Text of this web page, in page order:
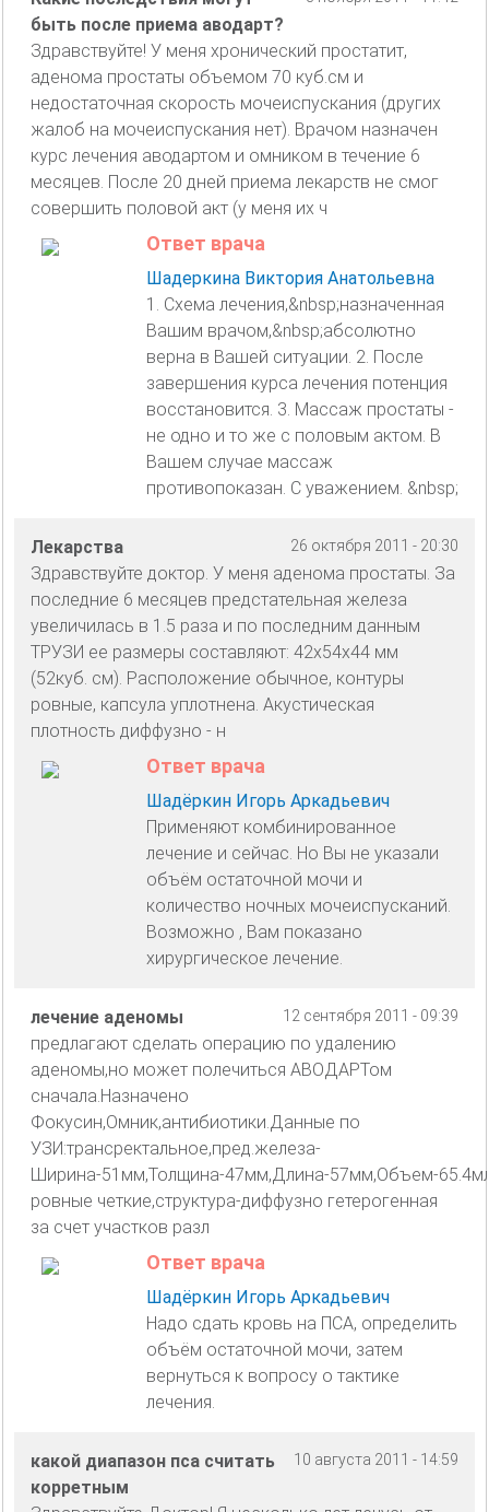
быть после приема аводарт?
Здравствуйте! У меня хронический простатит,
аденома простаты объемом 70 куб.см и
недостаточная скорость мочеиспускания (других
жалоб на мочеиспускания нет). Врачом назначен
курс лечения аводартом и омником в течение 6
месяцев. После 20 дней приема лекарств не смог
совершить половой акт (у меня их ч
Ответ врача
Шадеркина Виктория Анатольевна
1. Схема лечения,&nbsp;назначенная
Вашим врачом,&nbsp;абсолютно
верна в Вашей ситуации. 2. После
завершения курса лечения потенция
восстановится. 3. Массаж простаты -
не одно и то же с половым актом. В
Вашем случае массаж
противопоказан. С уважением. &nbsp;
26 октября 2011 - 20:30
Лекарства
Здравствуйте доктор. У меня аденома простаты. За
последние 6 месяцев предстательная железа
увеличилась в 1.5 раза и по последним данным
ТРУЗИ ее размеры составляют: 42х54х44 мм
(52куб. см). Расположение обычное, контуры
ровные, капсула уплотнена. Акустическая
плотность диффузно - н
Ответ врача
Шадёркин Игорь Аркадьевич
Применяют комбинированное
лечение и сейчас. Но Вы не указали
объём остаточной мочи и
количество ночных мочеиспусканий.
Возможно , Вам показано
хирургическое лечение.
12 сентября 2011 - 09:39
лечение аденомы
предлагают сделать операцию по удалению
аденомы,но может полечиться АВОДАРТом
сначала.Назначено
Фокусин,Омник,антибиотики.Данные по
УЗИ:трансректальное,пред.железа-
Ширина-51мм,Толщина-47мм,Длина-57мм,Объем-
ровные четкие,структура-диффузно гетерогенная
за счет участков разл
Ответ врача
Шадёркин Игорь Аркадьевич
Надо сдать кровь на ПСА, определить
объём остаточной мочи, затем
вернуться к вопросу о тактике
лечения.
10 августа 2011 - 14:59
какой диапазон пса считать
корретным